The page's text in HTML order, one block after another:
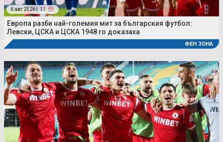
6 авг 2026 | 11
Европа разби най-големия мит за българския футбол:
Левски, ЦСКА и ЦСКА 1948 го доказаха
ФЕН ЗОНА